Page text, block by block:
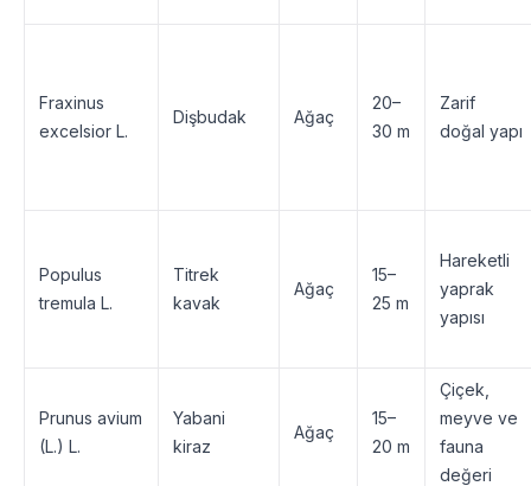
Fraxinus
excelsior L.
Dişbudak Ağaç
20–
30 m
Zarif
doğal yapı
Populus
tremula L.
Titrek
kavak
Ağaç
15–
25 m
Hareketli
yaprak
yapısı
Prunus avium
(L.) L.
Yabani
kiraz
Ağaç
15–
20 m
Çiçek,
meyve ve
fauna
değeri